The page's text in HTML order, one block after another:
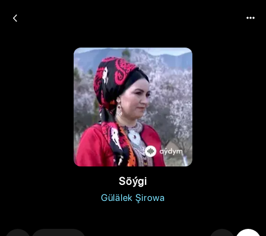
Söýgi
Gülälek Şirowa